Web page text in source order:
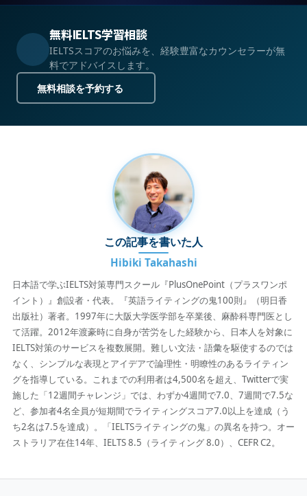
無料IELTS学習相談
IELTSスコアのお悩みを、経験豊富なカウンセラーが無
料でアドバイスします。
無料相談を予約する
この記事を書いた人
Hibiki Takahashi
日本語で学ぶIELTS対策専門スクール『PlusOnePoint（プラスワンポ
イント）』創設者・代表。『英語ライティングの鬼100則』（明日香
出版社）著者。1997年に大阪大学医学部を卒業後、麻酔科専門医とし
て活躍。2012年渡豪時に自身が苦労をした経験から、日本人を対象に
IELTS対策のサービスを複数展開。難しい文法・語彙を駆使するのでは
なく、シンプルな表現とアイデアで論理性・明瞭性のあるライティン
グを指導している。これまでの利用者は4,500名を超え、Twitterで実
施した「12週間チャレンジ」では、わずか4週間で7.0、7週間で7.5な
ど、参加者4名全員が短期間でライティングスコア7.0以上を達成（う
ち2名は7.5を達成）。「IELTSライティングの鬼」の異名を持つ。オー
ストラリア在住14年、IELTS 8.5（ライティング 8.0）、CEFR C2。